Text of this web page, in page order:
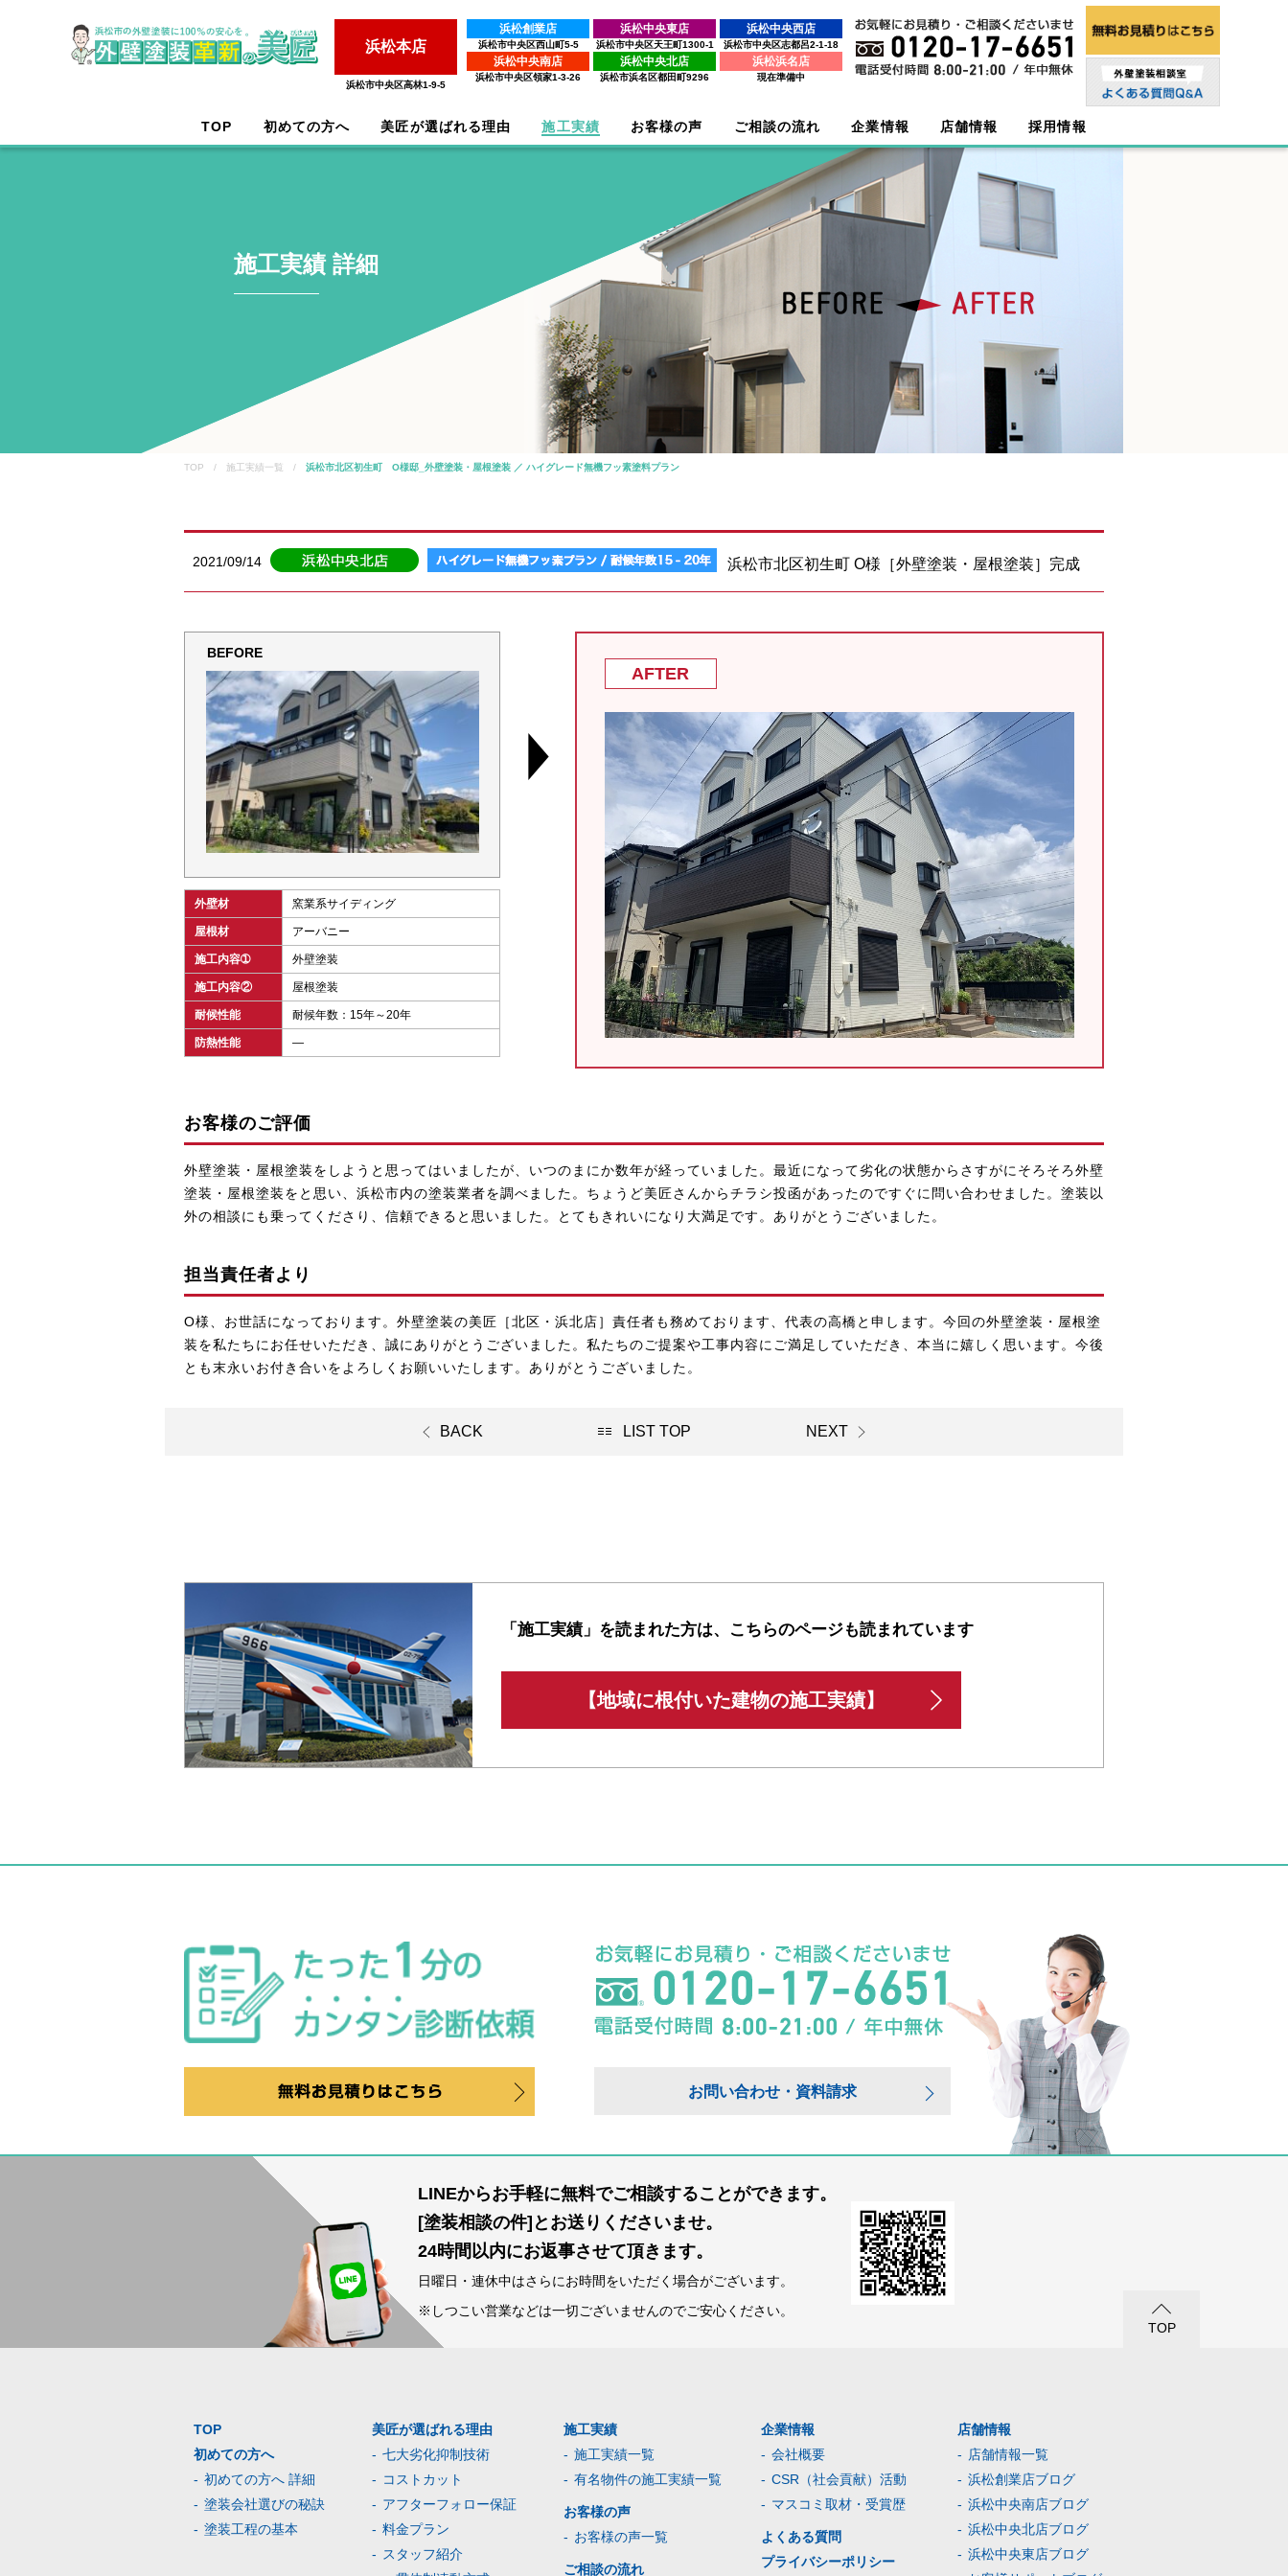
浜松本店
浜松市中央区高林1-9-5
浜松創業店
浜松市中央区西山町5-5
浜松中央東店
浜松市中央区天王町1300-1
浜松中央西店
浜松市中央区志都呂2-1-18
浜松中央南店
浜松市中央区領家1-3-26
浜松中央北店
浜松市浜名区都田町9296
浜松浜名店
現在準備中
TOP 初めての方へ 美匠が選ばれる理由 施工実績 お客様の声 ご相談の流れ 企業情報 店舗情報 採用情報
施工実績 詳細
TOP / 施工実績一覧 / 浜松市北区初生町 O様邸_外壁塗装・屋根塗装 ／ ハイグレード無機フッ素塗料プラン
2021/09/14 浜松市北区初生町 O様［外壁塗装・屋根塗装］完成
BEFORE
外壁材 窯業系サイディング
屋根材 アーバニー
施工内容➀ 外壁塗装
施工内容② 屋根塗装
耐候性能 耐候年数：15年～20年
防熱性能 ―
AFTER
お客様のご評価
外壁塗装・屋根塗装をしようと思ってはいましたが、いつのまにか数年が経っていました。最近になって劣化の状態からさすがにそろそろ外壁
塗装・屋根塗装をと思い、浜松市内の塗装業者を調べました。ちょうど美匠さんからチラシ投函があったのですぐに問い合わせました。塗装以
外の相談にも乗ってくださり、信頼できると思いました。とてもきれいになり大満足です。ありがとうございました。
担当責任者より
O様、お世話になっております。外壁塗装の美匠 ［北区・浜北店］責任者も務めております、代表の高橋と申します。 今回の外壁塗装・屋根塗
装を私たちにお任せいただき、誠にありがとうございました。私たちのご提案や工事内容にご満足していただき、本当に嬉しく思います。今後
とも末永いお付き合いをよろしくお願いいたします。ありがとうございました。
BACK LIST TOP NEXT
「施工実績」を読まれた方は、 こちらのページも読まれています
【地域に根付いた建物の施工実績】
お問い合わせ・資料請求
LINEからお手軽に無料でご相談することができます。
[塗装相談の件]とお送りくださいませ。
24時間以内にお返事させて頂きます。
日曜日・連休中はさらにお時間をいただく場合がございます。
※しつこい営業などは一切ございませんのでご安心ください。
TOP
TOP
初めての方へ
初めての方へ 詳細
塗装会社選びの秘訣
塗装工程の基本
美匠が選ばれる理由
七大劣化抑制技術
コストカット
アフターフォロー保証
料金プラン
スタッフ紹介
施工実績
施工実績一覧
有名物件の施工実績一覧
お客様の声
お客様の声一覧
ご相談の流れ
企業情報
会社概要
CSR（社会貢献）活動
マスコミ取材・受賞歴
よくある質問
プライバシーポリシー
店舗情報
店舗情報一覧
浜松創業店ブログ
浜松中央南店ブログ
浜松中央北店ブログ
浜松中央東店ブログ